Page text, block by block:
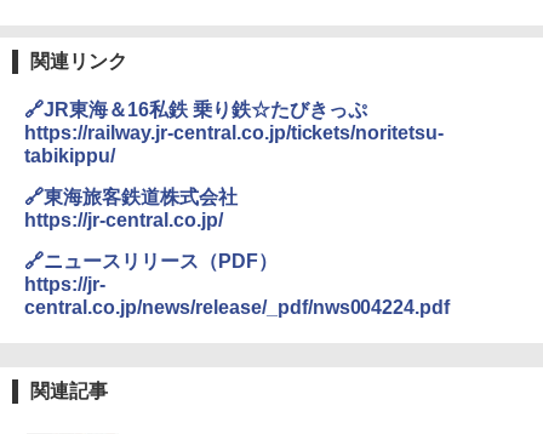
GRANDOOR ステンレス保冷剤 2個セット 2
026リニューアル 急速冷凍 空間倍増 衛生的
￥2,980
ポインターライト 強力 小型 緑色/赤色/青紫色
USB充電式 高精度 超長距離照射 長時間使用
可能 安全ロック付き 高安全性 金属製耐久 コ
関連リンク
🔗JR東海＆16私鉄 乗り鉄☆たびきっぷ
https://railway.jr-central.co.jp/tickets/noritetsu-
tabikippu/
🔗東海旅客鉄道株式会社
https://jr-central.co.jp/
🔗ニュースリリース（PDF）
https://jr-
central.co.jp/news/release/_pdf/nws004224.pdf
関連記事